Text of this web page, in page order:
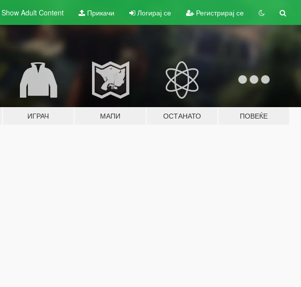
Show Adult Content Прикачи Логирај се Регистрирај се
ИГРАЧ МАПИ ОСТАНАТО ПОВЕЌЕ